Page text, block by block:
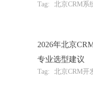
Tag: 北京CRM系
2026年北京
专业选型建议
Tag: 北京CRM开